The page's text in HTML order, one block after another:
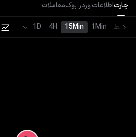
چارتاطلاعاتاوردر بوکمعاملات
خط 1Min
15Min
4H
1D